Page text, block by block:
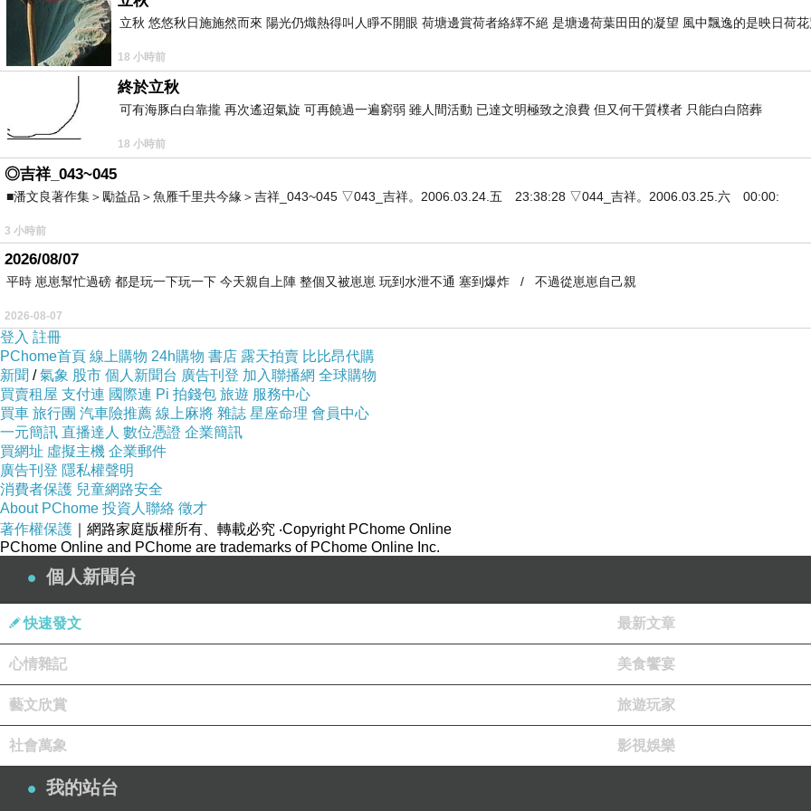
立秋 悠悠秋日施施然而來 陽光仍熾熱得叫人睜不開眼 荷塘邊賞荷者絡繹不絕 是塘邊荷葉田田的凝望 風中飄逸的是映日荷
18 小時前
終於立秋
可有海豚白白靠攏 再次遙迢氣旋 可再饒過一遍窮弱 雖人間活動 已達文明極致之浪費 但又何干質樸者 只能白白陪葬
18 小時前
◎吉祥_043~045
■潘文良著作集＞勵益品＞魚雁千里共今緣＞吉祥_043~045 ▽043_吉祥。2006.03.24.五 23:38:28 ▽044_吉祥。2006.03.25.六 00:00:
3 小時前
2026/08/07
平時 崽崽幫忙過磅 都是玩一下玩一下 今天親自上陣 整個又被崽崽 玩到水泄不通 塞到爆炸 / 不過從崽崽自己親
2026-08-07
登入 註冊
PChome首頁 線上購物 24h購物 書店 露天拍賣 比比昂代購
新聞 /氣象 股市 個人新聞台 廣告刊登 加入聯播網 全球購物
買賣租屋 支付連 國際連 Pi 拍錢包 旅遊 服務中心
買車 旅行團 汽車險推薦 線上麻將 雜誌 星座命理 會員中心
一元簡訊 直播達人 數位憑證 企業簡訊
買網址 虛擬主機 企業郵件
廣告刊登 隱私權聲明
消費者保護 兒童網路安全
About PChome 投資人聯絡 徵才
著作權保護 ｜網路家庭版權所有、轉載必究 ‧Copyright PChome Online
PChome Online and PChome are trademarks of PChome Online Inc.
個人新聞台
快速發文 最新文章
心情雜記 美食饗宴
藝文欣賞 旅遊玩家
社會萬象 影視娛樂
我的站台